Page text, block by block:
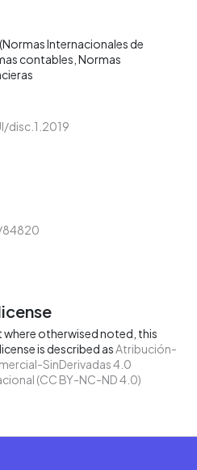
(Normas Internacionales de
contables Normas
disc.1.2019
where otherwised noted, this
is described asAtribución-
SinDerivadas 4.0
(CC BY-NC-ND 4.0)